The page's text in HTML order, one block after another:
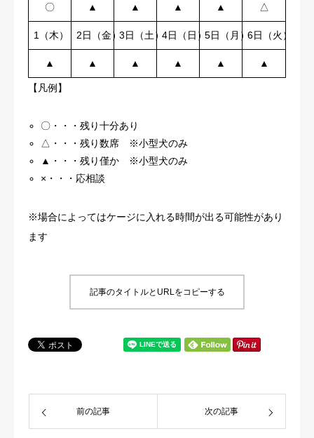
〇 ▲ ▲ ▲ ▲ △
1（木） 2日（金）3日（土）4日（日）5日（月）6日（火）
▲ ▲ ▲ ▲ ▲ ▲
【凡例】
〇・・・残り十分あり
△・・・残り数席 ※小型犬のみ
▲・・・残り僅か ※小型犬のみ
×・・・応相談
※場合によってはケージに入れる時間が出る可能性があり
ます
記事のタイトルとURLをコピーする
前の記事 次の記事